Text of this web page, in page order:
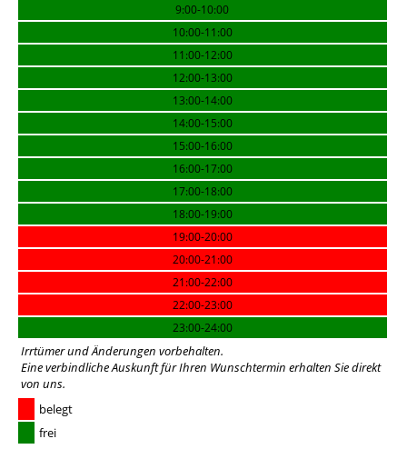
9:00-10:00
10:00-11:00
11:00-12:00
12:00-13:00
13:00-14:00
14:00-15:00
15:00-16:00
16:00-17:00
17:00-18:00
18:00-19:00
19:00-20:00
20:00-21:00
21:00-22:00
22:00-23:00
23:00-24:00
Irrtümer und Änderungen vorbehalten.
Eine verbindliche Auskunft für Ihren Wunschtermin erhalten Siedirekt
von uns.
belegt
frei